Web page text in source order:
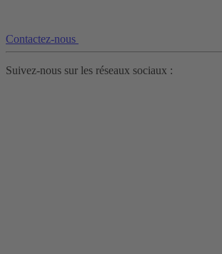
Contactez-nous
Suivez-nous sur les réseaux sociaux :